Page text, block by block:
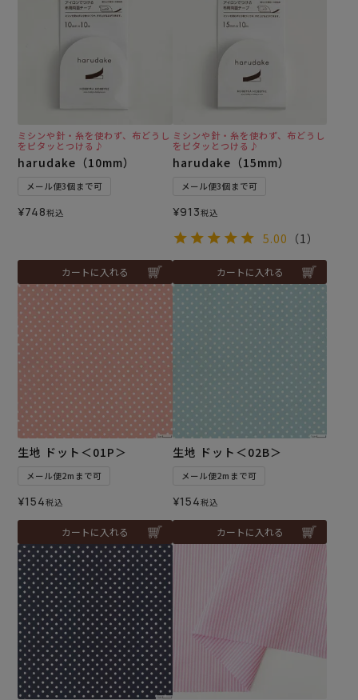
ミシンや針・糸を使わず、布どうし
をピタッとつける♪
harudake（10mm）
メール便3個まで可
¥748税込
カートに入れる
ミシンや針・糸を使わず、布どうし
をピタッとつける♪
harudake（15mm）
メール便3個まで可
¥913税込
5.00 （1）
カートに入れる
生地 ドット＜01P＞
メール便2mまで可
¥154税込
カートに入れる
生地 ドット＜02B＞
メール便2mまで可
¥154税込
カートに入れる